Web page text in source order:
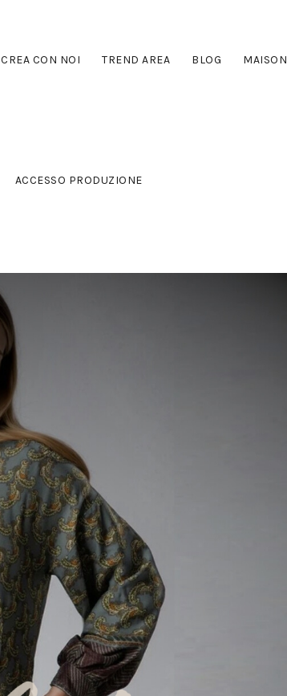
CREA CON NOI TREND AREA BLOG MAISON
ACCESSO PRODUZIONE